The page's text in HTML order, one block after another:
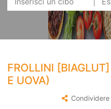
FROLLINI
E UOVA)
Condividere